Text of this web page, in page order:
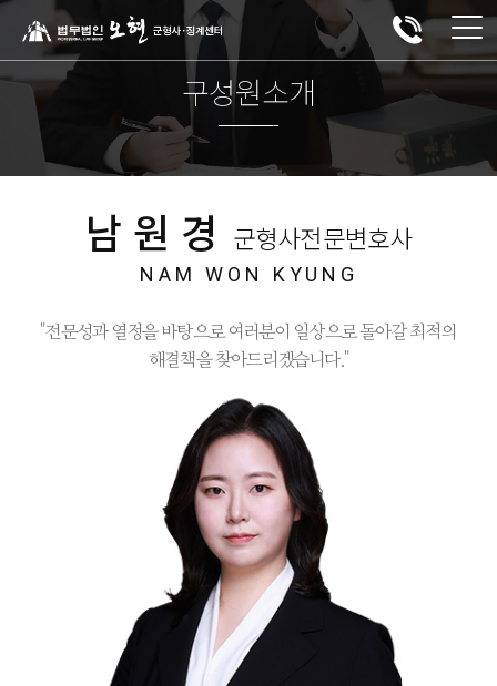
구성원소개
남원경 군형사전문변호사
NAM WON KYUNG
"전문성과 열정을 바탕으로 여러분이 일상으로 돌아갈 최적의
해결책을 찾아드리겠습니다."